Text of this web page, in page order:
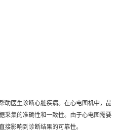
助医生诊断心脏疾病。在心电图机中，晶
采集的准确性和一致性。由于心电图需要
接影响到诊断结果的可靠性。